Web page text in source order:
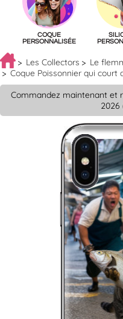
COQUE
PERSONNALISÉE
Les Collectors
Le
Coque Poissonnier qui court
Commandez maintenant et
2026